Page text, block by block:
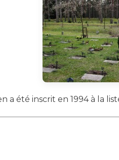
a été inscrit en 1994 à la